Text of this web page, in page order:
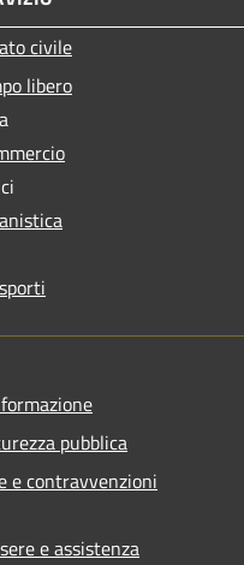
civile
libero
pubblica
e contravvenzioni
e assistenza